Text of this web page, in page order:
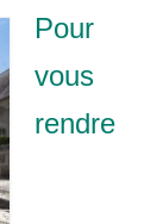
Pour
vous
rendre